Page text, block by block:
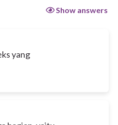
Show answers
yang